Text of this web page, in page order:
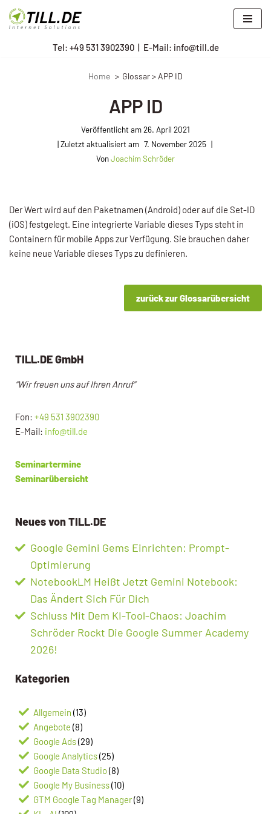
Zum
Tel: +49 531 3902390| E-Mail: info@till.de
Home Glossar > APP ID
APP ID
Veröffentlicht am26. April 2021
7. November 2025
VonJoachim Schröder
Der Wert wird auf den Paketnamen (Android) oder auf die Set-ID
(iOS) festgelegt. Eine integrierte Variable dieses Typs steht in
Containern für mobile Apps zur Verfügung. Sie brauchen daher
keine neue Variable dieses Typs zu definieren.
zurück zur Glossarübersicht
TILL.DE GmbH
“Wir freuen uns auf Ihren Anruf”
Fon: +49 531 3902390
E-Mail: info@till.de
Seminartermine
Seminarübersicht
Neues von TILL.DE
Google Gemini Gems Einrichten: Prompt-
Optimierung
NotebookLM Heißt Jetzt Gemini Notebook:
Das Ändert Sich Für Dich
Schluss Mit Dem KI-Tool-Chaos: Joachim
Schröder Rockt Die Google Summer Academy
2026!
Kategorien
Allgemein (13)
Angebote (8)
Google Ads(29)
Google Analytics(25)
Google Data Studio(8)
Google My Business(10)
GTM Google Tag Manager(9)